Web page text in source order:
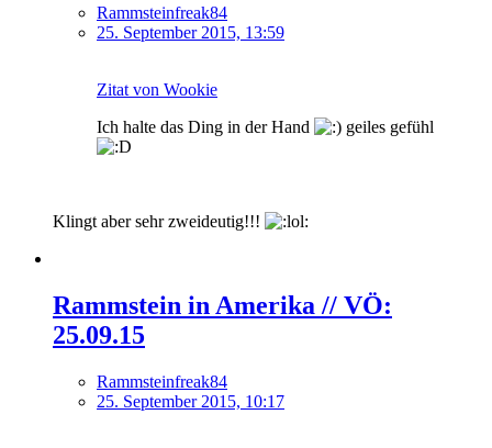
Rammsteinfreak84
25. September 2015, 13:59
Zitat von Wookie
Ich halte das Ding in der Hand
geiles gefühl
Klingt aber sehr zweideutig!!!
Rammstein in Amerika // VÖ:
25.09.15
Rammsteinfreak84
25. September 2015, 10:17